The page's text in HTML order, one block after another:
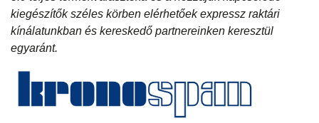
kiegészítők széles körben elérhetőek expressz raktári
kínálatunkban és kereskedő partnereinken keresztül
egyaránt.